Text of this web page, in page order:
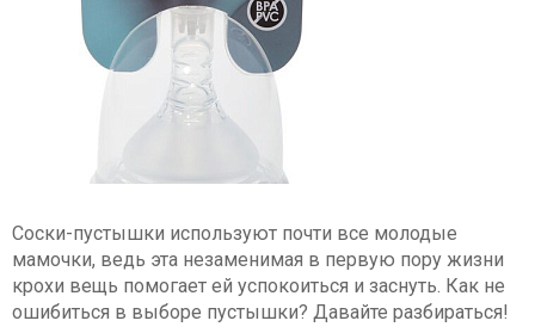
Соски-пустышки используют почти все молодые
мамочки, ведь эта незаменимая в первую пору жизни
крохи вещь помогает ей успокоиться и заснуть. Как не
ошибиться в выборе пустышки? Давайте разбираться!